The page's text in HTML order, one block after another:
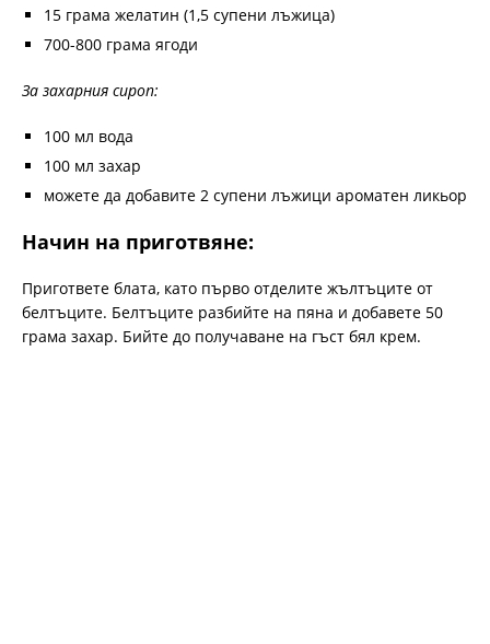
15 грама желатин (1,5 супени лъжица)
700-800 грама ягоди
За захарния сироп:
100 мл вода
100 мл захар
можете да добавите 2 супени лъжици ароматен ликьор
Начин на приготвяне:
Пригответе блата, като първо отделите жълтъците от
белтъците. Белтъците разбийте на пяна и добавете 50
грама захар. Бийте до получаване на гъст бял крем.